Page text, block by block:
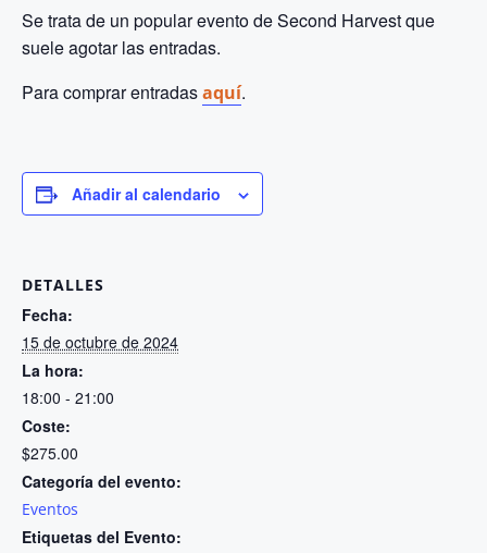
Se trata de un popular evento de Second Harvest que
suele agotar las entradas.
Para comprar entradasaquí.
Añadir al calendario
DETALLES
Fecha:
15 de octubre de 2024
La hora:
18:00 - 21:00
Coste:
$275.00
Categoría del evento:
Eventos
Etiquetas del Evento: